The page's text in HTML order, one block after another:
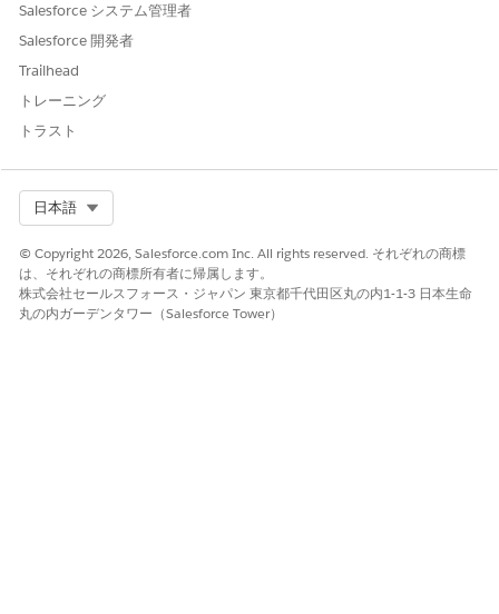
理エンジン定義の [Investigator Score Category (調査員スコ
アカテゴリ)] 設定ページで値項目を更新していることを確認し
ます。
スコアにスコアカテゴリを追加するには、スコアカテゴリをク
リックし、
はい
Salesforce システム管理者
Salesforce 開発者
Trailhead
トレーニング
トラスト
日本語
© Copyright 2026, Salesforce.com Inc. All rights reserved. それぞれの商標
は、それぞれの商標所有者に帰属します。
株式会社セールスフォース・ジャパン 東京都千代田区丸の内1-1-3 日本生命
丸の内ガーデンタワー（Salesforce Tower）